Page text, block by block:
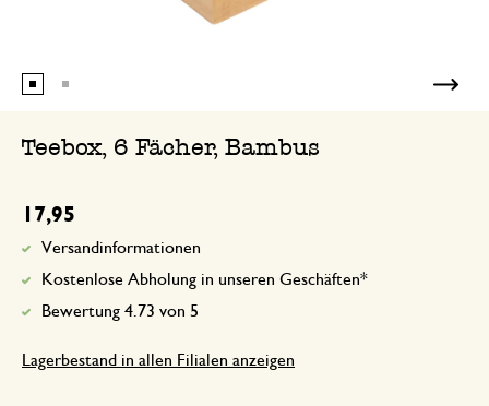
Teebox, 6 Fächer, Bambus
17,95
Versandinformationen
Kostenlose Abholung in unseren Geschäften*
Bewertung 4.73 von 5
Lagerbestand in allen Filialen anzeigen